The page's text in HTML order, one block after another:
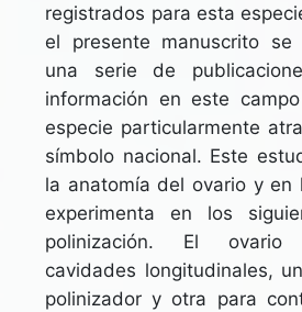
registrados para esta
el presente manuscrito se
una serie de
información en este
especie particularmente
símbolo nacional. Este
la anatomía del ovario y en
experimenta en los
polinización. El
cavidades longitudinales,
polinizador y otra para